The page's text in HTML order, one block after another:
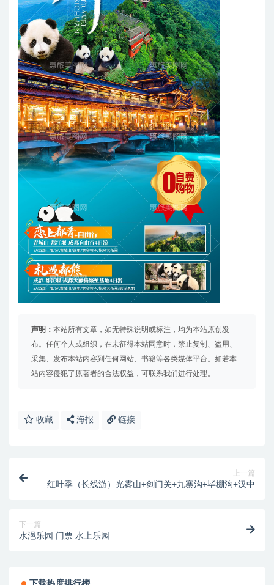
声明： 本站所有文章，如无特殊说明或标注，均为本站原创发
布。任何个人或组织，在未征得本站同意时，禁止复制、盗用、
采集、发布本站内容到任何网站、书籍等各类媒体平台。如若本
站内容侵犯了原著者的合法权益，可联系我们进行处理。
收藏 海报 链接
上一篇
红叶季（长线游）光雾山+剑门关+九寨沟+毕棚沟+汉中
下一篇
水浥乐园 门票 水上乐园